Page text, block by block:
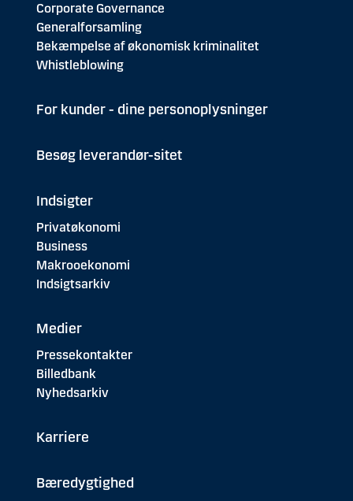
Corporate Governance
Generalforsamling
Bekæmpelse af økonomisk kriminalitet
Whistleblowing
For kunder - dine personoplysninger
Besøg leverandør-sitet
Indsigter
Privatøkonomi
Business
Makrooekonomi
Indsigtsarkiv
Medier
Pressekontakter
Billedbank
Nyhedsarkiv
Karriere
Bæredygtighed